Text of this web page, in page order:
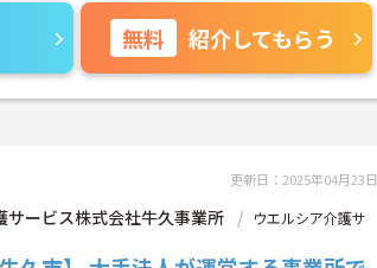
無料 紹介してもらう
更新日：2025年04月23日
サービス株式会社牛久事業所
ウエルシア介護サ